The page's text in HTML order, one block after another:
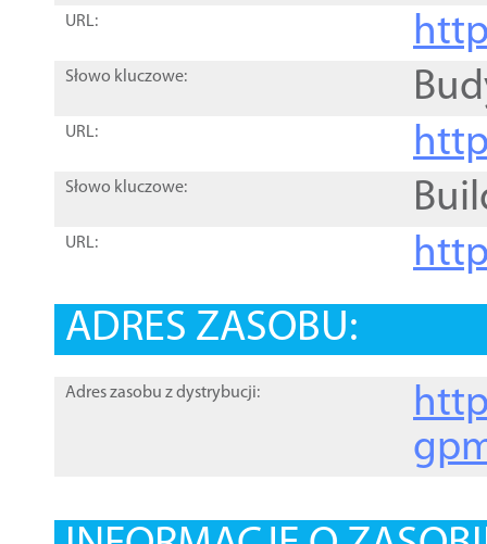
URL:
Słowo kluczowe:
URL:
Słowo kluczowe:
URL:
ADRES ZASOBU:
Adres zasobu z dystrybucji: